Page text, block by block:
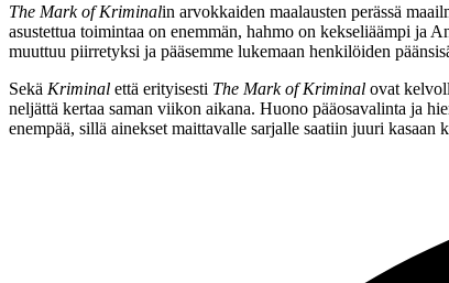
The Mark of Kriminalin arvokkaiden maalausten perässä
asustettua toimintaa on enemmän, hahmo on kekseliäämpi ja
muuttuu piirretyksi ja pääsemme lukemaan henkilöiden
Sekä Kriminal että erityisesti The Mark of Kriminal ovat
neljättä kertaa saman viikon aikana. Huono pääosavalinta ja
enempää, sillä ainekset maittavalle sarjalle saatiin juuri kasaan